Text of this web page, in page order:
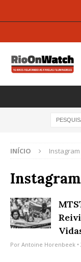
INÍCIO Instagram
Instagram
Por Antoine Horenbeek